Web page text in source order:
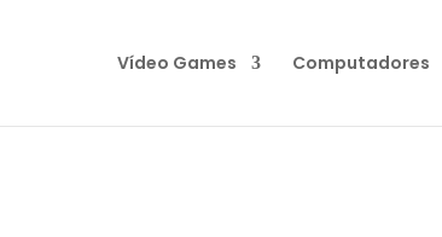
Vídeo Games Computadores